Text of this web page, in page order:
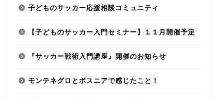
子どものサッカー応援相談コミュニティ
【子どものサッカー入門セミナー】１１月開催予定
『サッカー戦術入門講座』開催のお知らせ
モンテネグロとボスニアで感じたこと！